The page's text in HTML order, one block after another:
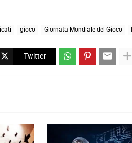
gioco Giornata Mondiale del Gioco
Twitter